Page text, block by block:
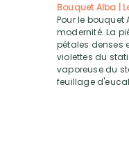
Bouquet Alba |
Pour le bouquet
modernité. La
pétales denses
violettes du
vaporeuse du
feuillage